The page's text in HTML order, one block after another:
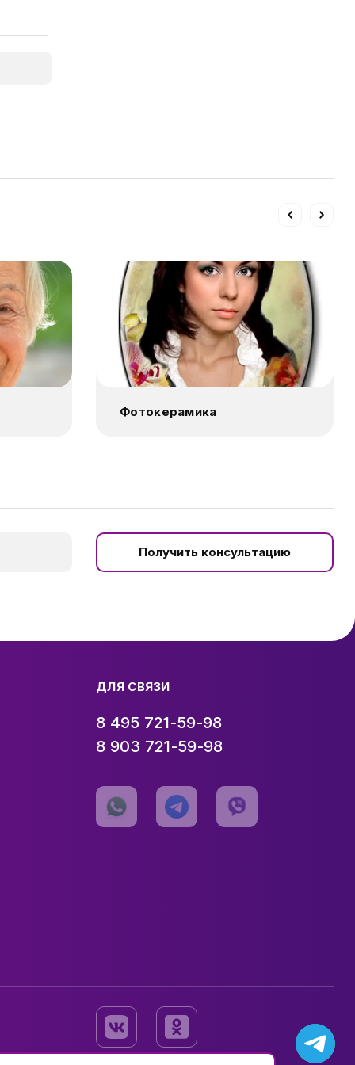
Фотокерамика
Получить консультацию
ДЛЯ СВЯЗИ
8 495 721-59-98
8 903 721-59-98